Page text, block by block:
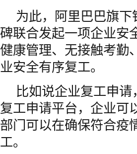
为此，阿里巴巴旗下
碑联合发起一项企业安
健康管理、无接触考勤
业安全有序复工。
比如说企业复工申
复工申请平台，企业可
部门可以在确保符合疫
工。